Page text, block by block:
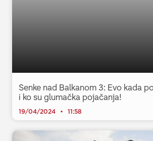
Senke nad Balkanom 3: Evo kada
i ko su glumačka pojačanja!
19/04/2024 11:58